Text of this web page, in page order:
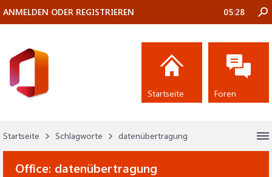
Startseite Schlagworte datenübertragung
Office: datenübertragung
ANMELDEN ODER REGISTRIEREN 05:28
Startseite Foren